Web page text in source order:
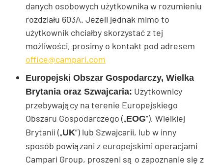
danych osobowych użytkownika w rozumieniu
rozdziału 603A. Jeżeli jednak mimo to
użytkownik chciałby skorzystać z tej
możliwości, prosimy o kontakt pod adresem
office@campari.com
Europejski Obszar Gospodarczy, Wielka
Brytania oraz Szwajcaria: Użytkownicy
przebywający na terenie Europejskiego
Obszaru Gospodarczego („EOG”), Wielkiej
Brytanii („UK”) lub Szwajcarii, lub w inny
sposób powiązani z europejskimi operacjami
Campari Group, proszeni są o zapoznanie się z